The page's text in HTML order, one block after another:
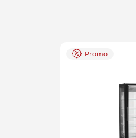
Promo